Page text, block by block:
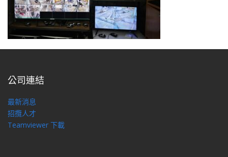
公司連結
最新消息
招攬人才
Teamviewer 下載